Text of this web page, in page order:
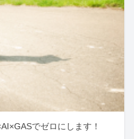
でゼロにします！